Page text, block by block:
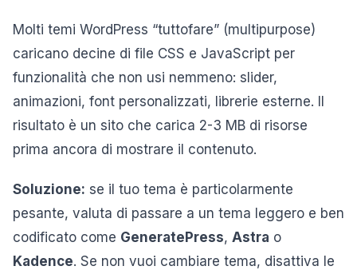
Molti temi WordPress “tuttofare” (multipurpose)
caricano decine di file CSS e JavaScript per
funzionalità che non usi nemmeno: slider,
animazioni, font personalizzati, librerie esterne. Il
risultato è un sito che carica 2-3 MB di risorse
prima ancora di mostrare il contenuto.
Soluzione: se il tuo tema è particolarmente
pesante, valuta di passare a un tema leggero e ben
codificato come GeneratePress, Astra o
Kadence. Se non vuoi cambiare tema, disattiva le